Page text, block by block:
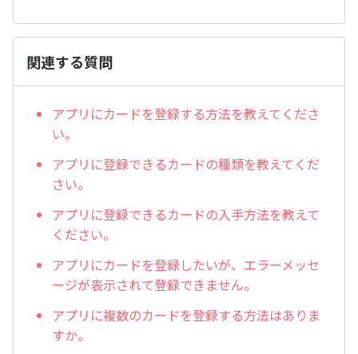
関連する質問
アプリにカードを登録する方法を教えてくださ
い。
アプリに登録できるカードの種類を教えてくだ
さい。
アプリに登録できるカードの入手方法を教えて
ください。
アプリにカードを登録したいが、エラーメッセ
ージが表示されて登録できません。
アプリに複数のカードを登録する方法はありま
すか。